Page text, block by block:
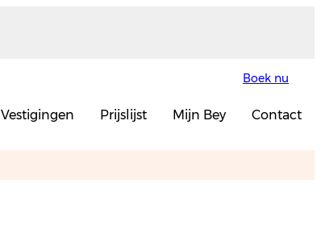
Boek nu
Vestigingen Prijslijst Mijn Bey Contact